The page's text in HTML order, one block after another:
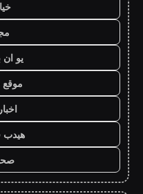
يو
موقع
اخبار 24 ساعة
هيدب